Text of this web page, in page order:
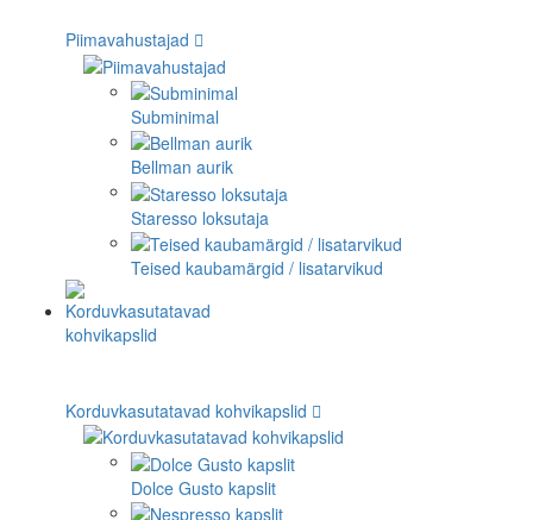
Piimavahustajad
Subminimal
Bellman aurik
Staresso loksutaja
Teised kaubamärgid / lisatarvikud
Korduvkasutatavad kohvikapslid
Dolce Gusto kapslit